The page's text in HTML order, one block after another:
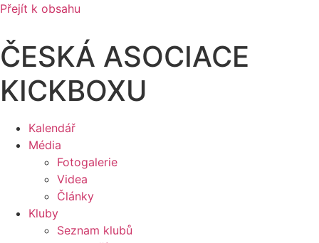
Přejít k obsahu
ČESKÁ ASOCIACE
KICKBOXU
Kalendář
Média
Fotogalerie
Videa
Články
Kluby
Seznam klubů